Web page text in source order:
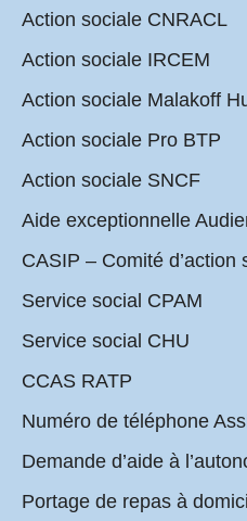
Action sociale CNRACL
Action sociale IRCEM
Action sociale Malakoff
Action sociale Pro BTP
Action sociale SNCF
Aide exceptionnelle
CASIP – Comité
Service social CPAM
Service social CHU
CCAS RATP
Numéro de téléphone
Demande d’aide à
Portage de repas à